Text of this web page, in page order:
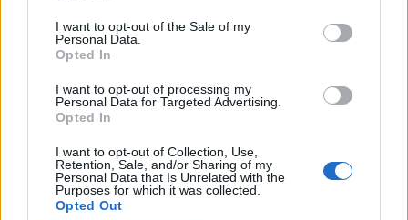
I want to opt-out of the Sale of my
Personal Data.
Opted In
I want to opt-out of processing my
Personal Data for Targeted Advertising.
Opted In
I want to opt-out of Collection, Use,
Retention, Sale, and/or Sharing of my
Personal Data that Is Unrelated with the
Purposes for which it was collected.
Opted Out
Anno di Fondazione:1878 come Newton Health LYR F.C.
Stadio:Old Trafford (75.731)
Presidente: Avram Glazer e Joel Glazer
Manager:Ruben Amorim
ALBO D'ORO
Premier League: 20
FA Cup:13
League Cup: 6